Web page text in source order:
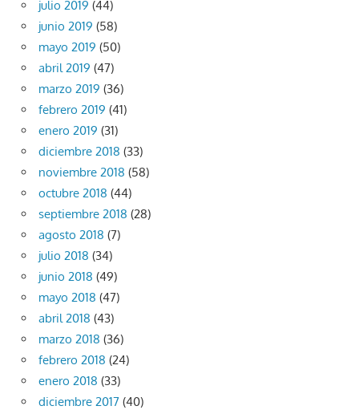
julio 2019 (44)
junio 2019 (58)
mayo 2019 (50)
abril 2019 (47)
marzo 2019 (36)
febrero 2019 (41)
enero 2019 (31)
diciembre 2018 (33)
noviembre 2018 (58)
octubre 2018 (44)
septiembre 2018 (28)
agosto 2018 (7)
julio 2018 (34)
junio 2018 (49)
mayo 2018 (47)
abril 2018 (43)
marzo 2018 (36)
febrero 2018 (24)
enero 2018 (33)
diciembre 2017 (40)